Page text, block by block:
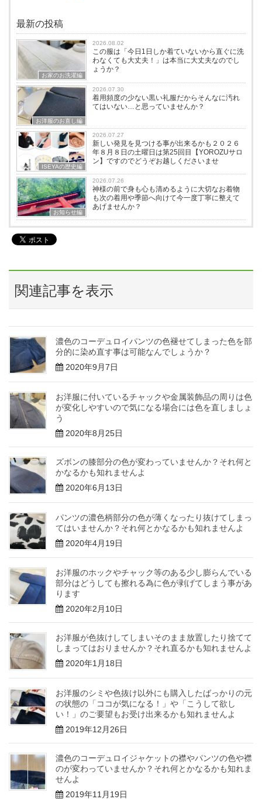
最新の投稿
お家のお洗濯編
2026.08.02
この服は「今日1日しか着ていないから直ぐに洗
わなくても大丈夫！」は本当に大丈夫なのでし
ょうか？
お洋服のお直し編
2026.07.30
着用頻度の少ない黒い礼服だからそんなに汚れ
てはいない…と思っていませんか？
ISEYAの歴史編
2026.07.27
新しい発見を見つける事が出来るかも２０２６
年８月８日の土曜日は第25回目【YOROZUサロ
ン】ですのでどうぞお越しくださいませ
お知らせ編
2026.07.26
神様の前で身も心も清めるように大切なお着物
も次の着用や季節へ向けて今一度丁寧に整えて
あげませんか？
関連記事を表示
濃色のコーデュロイパンツの色褪せてしまった色を部
分的に染め直す事は可能なんでしょうか？
2020年9月7日
お洋服に付いているチャックや金属装飾品の周りは色
が変化しやすいので気になる場合には色を直しましょ
う
2020年8月25日
ズボンの膝部分の色が変わっていませんか？それ何と
かなるかも知れませんよ
2020年6月13日
パンツの濃色柄部分の色が薄くなったり抜けてしまっ
てはいませんか？それ何とかなるかも知れませんよ
2020年4月19日
お洋服のホックやチャック等のある少し膨らんでいる
部分はどうしても擦れる為に色が剥げてしまう事があ
ります
2020年2月10日
お洋服が色抜けしてしまいそのまま放置したり捨てて
しまってはおりませんか？それ直るかも知れませんよ
2020年1月18日
お洋服のシミや色抜け以外にも購入したばっかりの元
の状態の「ココが気になる！」や「こうして欲し
い！」のご要望もお受け出来るかも知れませんよ
2019年12月26日
濃色のコーデュロイジャケットの襟やパンツの色や襟
のが変わっていませんか？それ何とかなるかも知れま
せんよ
2019年11月19日